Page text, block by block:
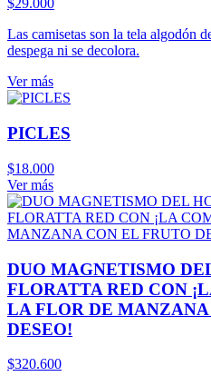
$29.000
Las camisetas son la tela algodón
despega ni se decolora.
Ver más
PICLES
$18.000
Ver más
DUO MAGNETISMO
FLORATTA RED CON
LA FLOR DE
DESEO!
$320.600